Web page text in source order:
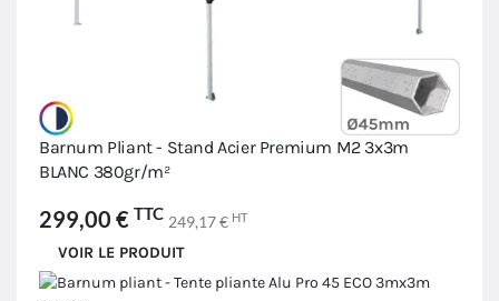
Barnum Pliant - Stand Acier Premium M2 3x3m
BLANC 380gr/m²
299,00 € TTC 249,17 € HT
VOIR LE PRODUIT